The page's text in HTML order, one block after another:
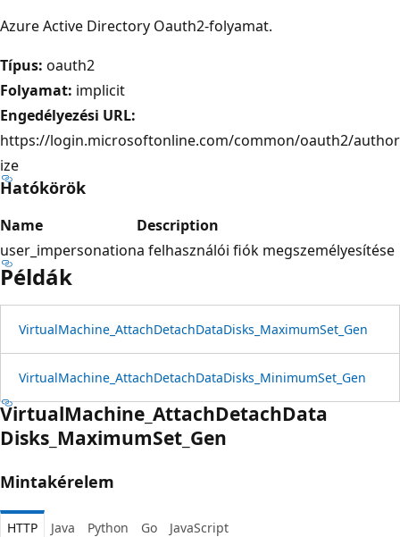
Azure Active Directory Oauth2-folyamat.
Típus: oauth2
Folyamat: implicit
Engedélyezési URL:
https://login.microsoftonline.com/common/oauth2/author
ize
Hatókörök
Name
Description
user_impersonationa felhasználói fiók megszemélyesítése
Példák
VirtualMachine_AttachDetachDataDisks_MaximumSet_Gen
VirtualMachine_AttachDetachDataDisks_MinimumSet_Gen
VirtualMachine_AttachDetachData
Disks_MaximumSet_Gen
Mintakérelem
HTTP Java Python Go JavaScript